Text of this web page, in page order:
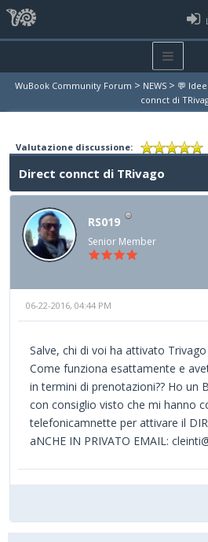
WuBook Community Forum > NEWS > 💬
connct di
Valutazione discussione:
Direct connct di TRivago
RS019
Senior Member
06-22-2016, 04:44 PM
Salve, chi di voi ha attivato
Come funziona esattamente e
in termini di prenotazioni?? Ho un
con consiglio visto che mi hanno
telefonicamnette per attivare il
aNCHE IN PRIVATO EMAIL: